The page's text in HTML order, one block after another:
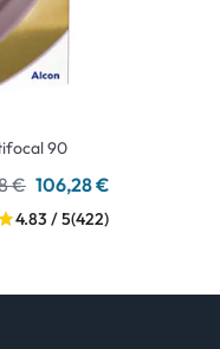
90
€ 106,28 €
4.83 / 5(422)